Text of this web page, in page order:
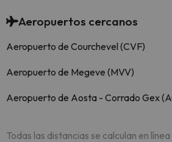
Aeropuertos cercanos
Aeropuerto de Courchevel (CVF)
Aeropuerto de Megeve (MVV)
Aeropuerto de Aosta - Corrado Gex
Todas las distancias se calculan en